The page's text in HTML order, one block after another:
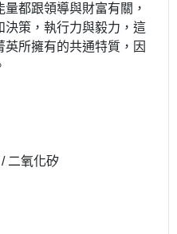
都跟領導與財富有關，
決策，執行力與毅力，這
所擁有的共通特質，因
二氧化矽